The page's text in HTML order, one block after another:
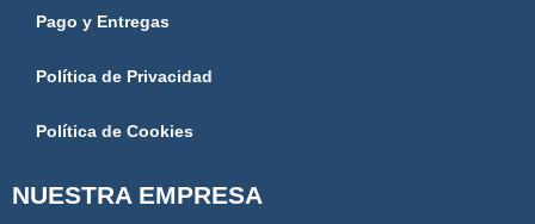
Pago y Entregas
Política de Privacidad
Política de Cookies
NUESTRA EMPRESA